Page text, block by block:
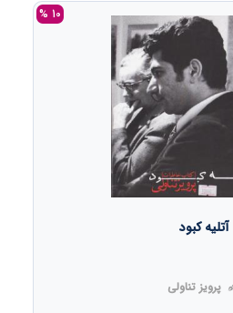
10 %
آتلیه کبود
پرویز تناولی